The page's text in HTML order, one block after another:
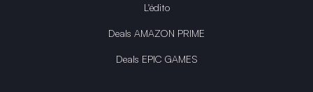
L'édito
Deals AMAZON PRIME
Deals EPIC GAMES